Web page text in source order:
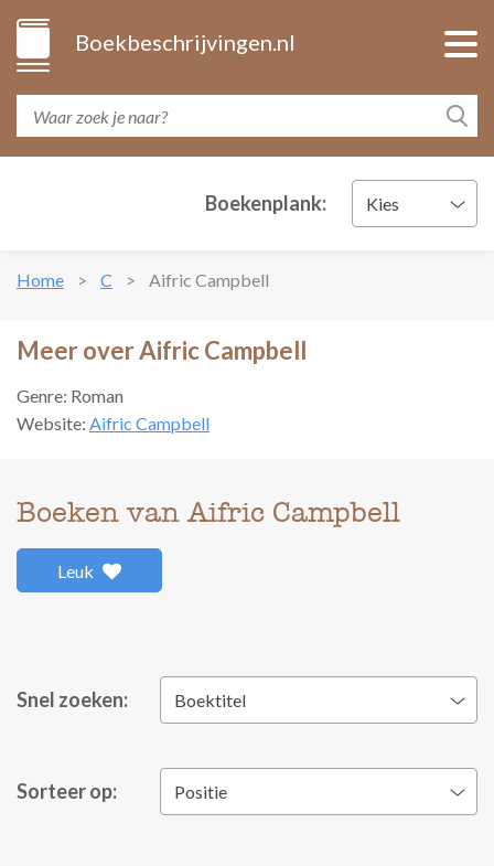
Boekbeschrijvingen.nl
Boekenplank: Kies
Home C Aifric Campbell
Meer over Aifric Campbell
Genre: Roman
Website: Aifric Campbell
Boeken van Aifric Campbell
Leuk
Snel zoeken: Boektitel
Sorteer op: Positie